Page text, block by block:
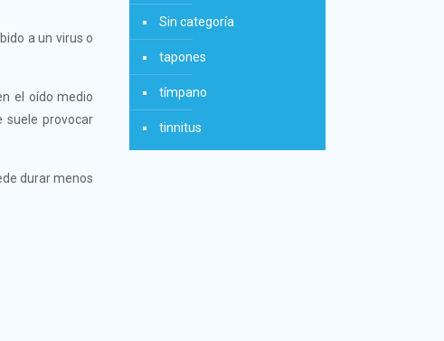
a un virus o
el oído medio
suele provocar
durar menos
Sin categoría
tapones
tímpano
tinnitus